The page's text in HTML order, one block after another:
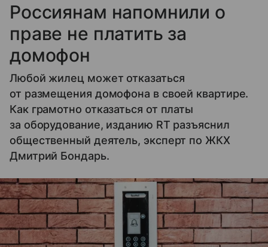
Россиянам напомнили о
праве не платить за
домофон
Любой жилец может отказаться
от размещения домофона в своей квартире.
Как грамотно отказаться от платы
за оборудование, изданию RT разъяснил
общественный деятель, эксперт по ЖКХ
Дмитрий Бондарь.